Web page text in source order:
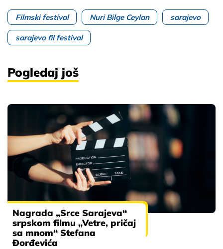
Filmski festival Nuri Bilge Ceylan sarajevo
sarajevo fil festival
Pogledaj još
Nagrada „Srce Sarajeva“
srpskom filmu „Vetre, pričaj
sa mnom“ Stefana
Đorđevića